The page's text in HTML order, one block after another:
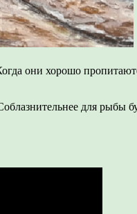
они хорошо
для рыбы